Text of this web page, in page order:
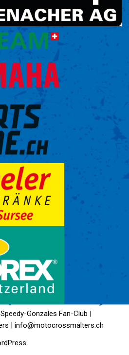
Speedy-Gonzales Fan-Club |
| info@motocrossmalters.ch